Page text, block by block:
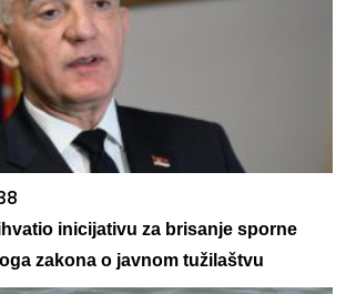
inicijativu za brisanje sporne
zakona o javnom tužilaštvu